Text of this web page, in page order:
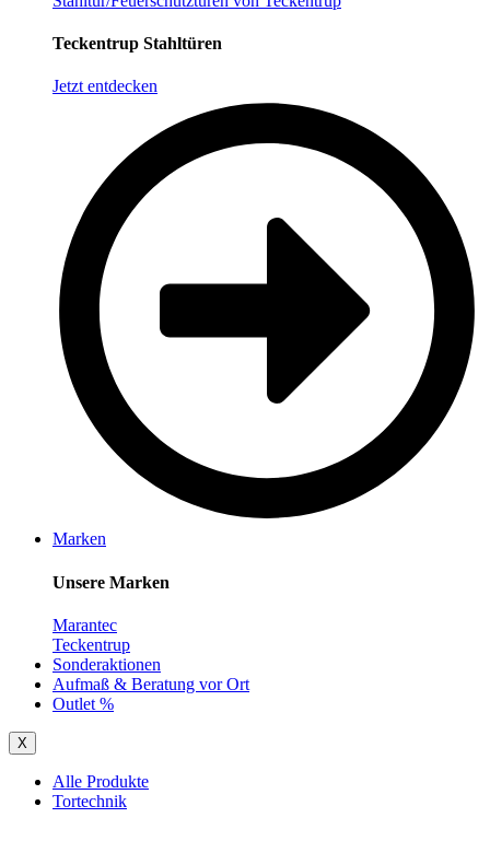
Teckentrup Stahltüren
Jetzt entdecken
Marken
Unsere Marken
Marantec
Teckentrup
Sonderaktionen
Aufmaß & Beratung vor Ort
Outlet %
X
Alle Produkte
Tortechnik